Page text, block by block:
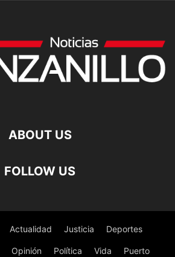
ABOUT US
FOLLOW US
Actualidad Justicia Deportes
Opinión Política Vida Puerto